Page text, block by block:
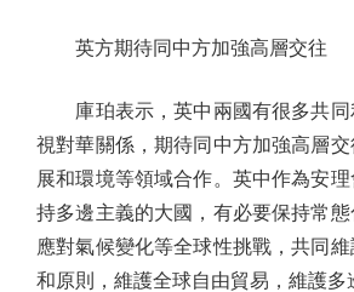
英方期待同中方加強高層交往
庫珀表示，英中兩國有很多共同
視對華關係，期待同中方加強高層
展和環境等領域合作。英中作為安
持多邊主義的大國，有必要保持常
應對氣候變化等全球性挑戰，共同
和原則，維護全球自由貿易，維護多